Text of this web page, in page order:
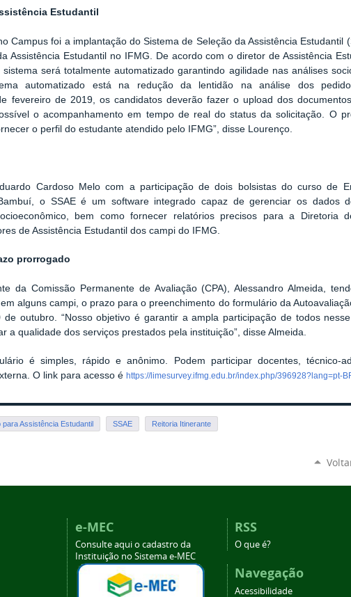
Estudantil
Campus foi a implantação do Sistema de Seleção da Assistência Estudantil
Assistência Estudantil no IFMG. De acordo com o diretor de Assistência
será totalmente automatizado garantindo agilidade nas análises
automatizado está na redução da lentidão na análise dos
fevereiro de 2019, os candidatos deverão fazer o upload dos
o acompanhamento em tempo de real do status da solicitação. O
o perfil do estudante atendido pelo IFMG”, disse Lourenço.
Cardoso Melo com a participação de dois bolsistas do curso de
o SSAE é um software integrado capaz de gerenciar os dados
bem como fornecer relatórios precisos para a Diretoria
de Assistência Estudantil dos campi do IFMG.
prorrogado
da Comissão Permanente de Avaliação (CPA), Alessandro Almeida,
alguns campi, o prazo para o preenchimento do formulário da
outubro. “Nosso objetivo é garantir a ampla participação de todos
a qualidade dos serviços prestados pela instituição”, disse Almeida.
é simples, rápido e anônimo. Podem participar docentes, técnico-
O link para acesso éhttps://limesurvey.ifmg.edu.br/index.php/396928?lang=pt-
para Assistência Estudantil SSAE Reitoria Itinerante
e-MEC
Consulte aqui o cadastro da
Instituição no Sistema e-MEC
RSS
O que é?
Navegação
Acessibilidade